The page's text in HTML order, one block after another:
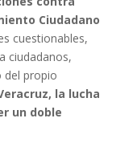
Ciudadano
cuestionables,
ciudadanos,
del propio
la lucha
un doble